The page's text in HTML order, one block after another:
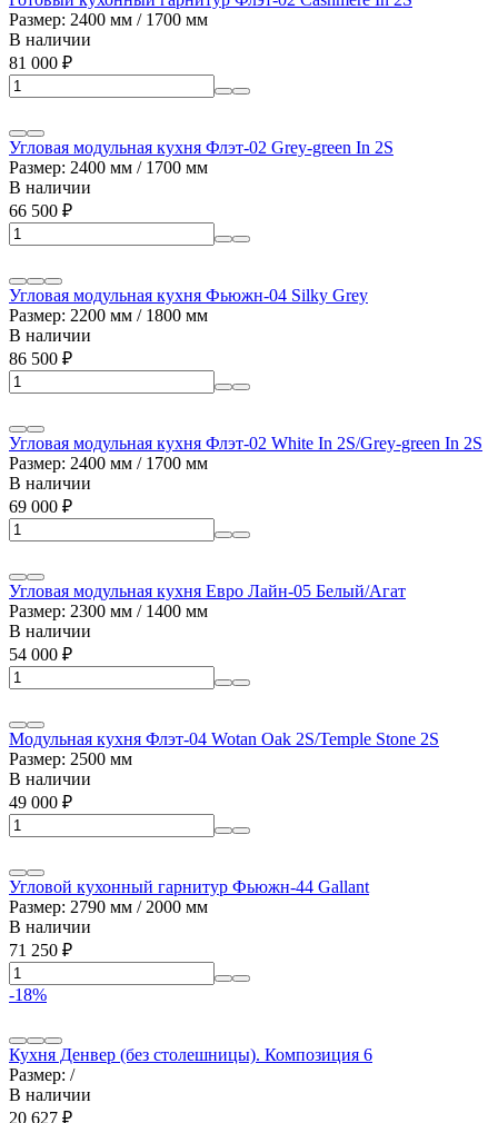
Размер: 2400 мм / 1700 мм
В наличии
81 000 ₽
Угловая модульная кухня Флэт-02 Grey-green In 2S
Размер: 2400 мм / 1700 мм
В наличии
66 500 ₽
Угловая модульная кухня Фьюжн-04 Silky Grey
Размер: 2200 мм / 1800 мм
В наличии
86 500 ₽
Угловая модульная кухня Флэт-02 White In 2S/Grey-green In 2S
Размер: 2400 мм / 1700 мм
В наличии
69 000 ₽
Угловая модульная кухня Евро Лайн-05 Белый/Агат
Размер: 2300 мм / 1400 мм
В наличии
54 000 ₽
Модульная кухня Флэт-04 Wotan Oak 2S/Temple Stone 2S
Размер: 2500 мм
В наличии
49 000 ₽
Угловой кухонный гарнитур Фьюжн-44 Gallant
Размер: 2790 мм / 2000 мм
В наличии
71 250 ₽
-18%
Кухня Денвер (без столешницы). Композиция 6
Размер: /
В наличии
20 627 ₽